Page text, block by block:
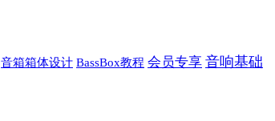
音箱箱体设计 BassBox教程 会员专享 音响基础